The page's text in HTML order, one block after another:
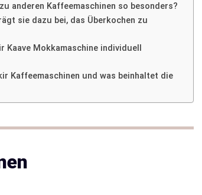
anderen Kaffeemaschinen so besonders?
sie dazu bei, das Überkochen zu
Kaave Mokkamaschine individuell
Kaffeemaschinen und was beinhaltet die